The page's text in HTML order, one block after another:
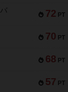
72 PT
70 PT
68 PT
57 PT